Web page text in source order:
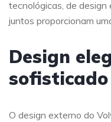
tecnológicas, de
juntos proporcionam
Design
sofisticado
O design externo do